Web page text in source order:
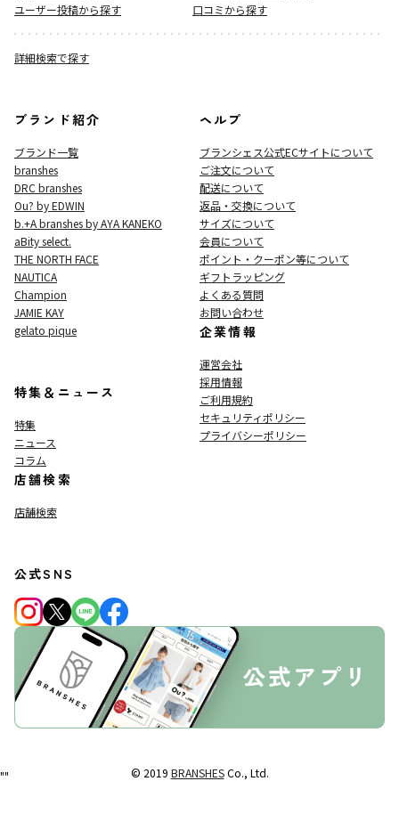
ユーザー投稿から探す
口コミから探す
詳細検索で探す
ブランド紹介
ブランド一覧
branshes
DRC branshes
Ou? by EDWIN
b.+A branshes by AYA KANEKO
aBity select.
THE NORTH FACE
NAUTICA
Champion
JAMIE KAY
gelato pique
特集＆ニュース
特集
ニュース
コラム
店舗検索
店舗検索
ヘルプ
ブランシェス公式ECサイトについて
ご注文について
配送について
返品・交換について
サイズについて
会員について
ポイント・クーポン等について
ギフトラッピング
よくある質問
お問い合わせ
企業情報
運営会社
採用情報
ご利用規約
セキュリティポリシー
プライバシーポリシー
公式SNS
© 2019 BRANSHESCo., Ltd.
""